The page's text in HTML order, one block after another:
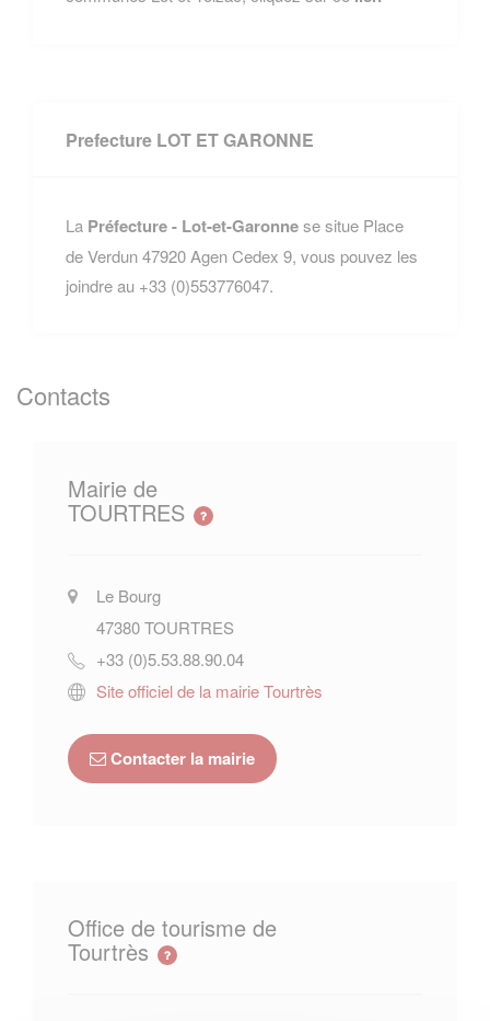
Prefecture LOT ET GARONNE
La Préfecture - Lot-et-Garonnese situe Place
de Verdun 47920 Agen Cedex 9, vous pouvez les
joindre au +33 (0)553776047.
Contacts
Mairie de
TOURTRES
Le Bourg
47380TOURTRES
+33 (0)5.53.88.90.04
Site officiel de la mairie Tourtrès
Contacter la mairie
Office de tourisme de
Tourtrès